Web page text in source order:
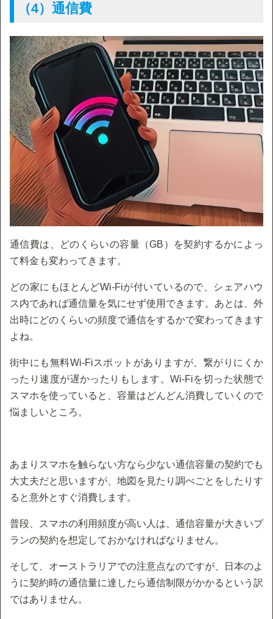
（4）通信費
通信費は、どのくらいの容量（GB）を契約するかによっ
て料金も変わってきます。
どの家にもほとんどWi-Fiが付いているので、シェアハウ
ス内であれば通信量を気にせず使用できます。あとは、外
出時にどのくらいの頻度で通信をするかで変わってきます
よね。
街中にも無料Wi-Fiスポットがありますが、繋がりにくか
ったり速度が遅かったりもします。Wi-Fiを切った状態で
スマホを使っていると、容量はどんどん消費していくので
悩ましいところ。
あまりスマホを触らない方なら少ない通信容量の契約でも
大丈夫だと思いますが、地図を見たり調べごとをしたりす
ると意外とすぐ消費します。
普段、スマホの利用頻度が高い人は、通信容量が大きいプ
ランの契約を想定しておかなければなりません。
そして、オーストラリアでの注意点なのですが、日本のよ
うに契約時の通信量に達したら通信制限がかかるという訳
ではありません。